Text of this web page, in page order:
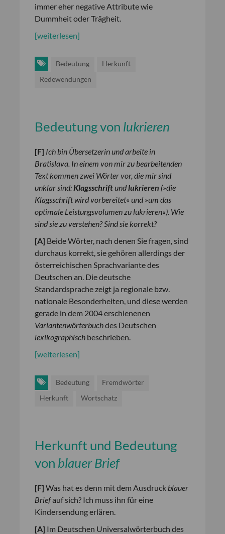
immer eher negative Attribute wie
Dummheit oder Trägheit.
[weiterlesen]
Bedeutung
Herkunft
Redewendungen
Bedeutung von lukrieren
[F] Ich bin Übersetzerin und arbeite in
Bratislava. In einem von mir zu bearbeitenden
Text kommen zwei Wörter vor, die mir sind
unklar sind:Klagsschriftundlukrieren (»die
Klagsschrift wird vorbereitet« und »um das
optimale Leistungsvolumen zu lukrieren«). Wie
sind sie zu verstehen? Sind sie korrekt?
[A] Beide Wörter, nach denen Sie fragen, sind
durchaus korrekt, sie gehören allerdings der
österreichischen Sprachvariante des
Deutschen an. Die deutsche
Standardsprache zeigt ja regionale bzw.
nationale Besonderheiten, und diese werden
gerade in dem 2004 erschienenen
Variantenwörterbuchdes Deutschen
lexikographisch beschrieben.
[weiterlesen]
Bedeutung
Fremdwörter
Herkunft
Wortschatz
Herkunft und Bedeutung
von blauer Brief
[F] Was hat es denn mit dem Ausdruckblauer
Briefauf sich? Ich muss ihn für eine
Kindersendung erlären.
[A] Im Deutschen Universalwörterbuch des